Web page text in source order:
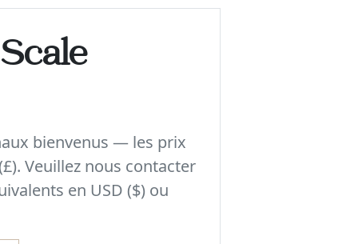
bienvenus — les prix
Veuillez nous contacter
en USD ($) ou